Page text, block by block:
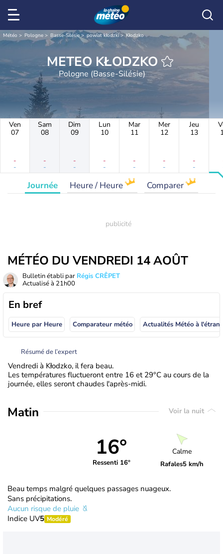
Météo Pologne Basse-Silésie powiat kłodzki Kłodzko
METEO KŁODZKO
Pologne (Basse-Silésie)
Ven
07
-
-
Sam
08
-
-
Dim
09
-
-
Lun
10
-
-
Mar
11
-
-
Mer
12
-
-
Jeu
13
-
-
Journée Heure / Heure Comparer
MÉTÉO DU VENDREDI 14 AOÛT
Bulletin établi par Régis CRÊPET
Actualisé à 21h00
En bref
Heure par Heure Comparateur météo
Résumé de l’expert
Vendredi à Kłodzko, il fera beau.
Les températures fluctueront entre 16 et 29°C au cours de la
journée, elles seront chaudes l'après-midi.
Matin Voir la nuit
16°
Ressenti 16°
Calme
Rafales5 km/h
Beau temps malgré quelques passages nuageux.
Sans précipitations.
Aucun risque de pluie
Indice UV5 Modéré